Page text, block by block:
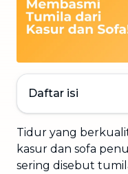
Daftar isi
Tidur yang
kasur dan sofa
sering disebut